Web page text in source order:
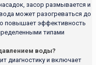
засор размывается и
может разогреваться до
повышает эффективность
типами
воды?
диагностику и включает